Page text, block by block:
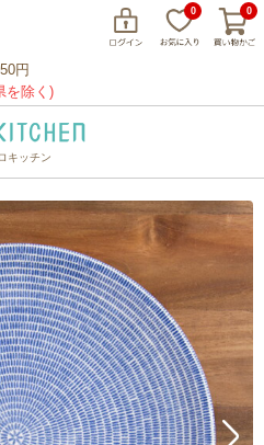
0 0
フライパン
カトラリー
ル 山田工業所
つきじ常陸屋 柳宗理
閉じる
円
を除く)
キッチン